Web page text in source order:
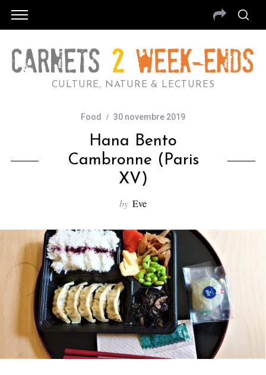
CULTURE, NATURE & LECTURES
Food 30 novembre 2019
Hana Bento
Cambronne (Paris
XV)
by Eve